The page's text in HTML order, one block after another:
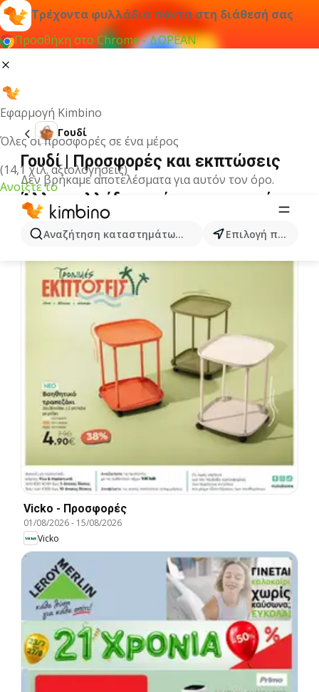
Τρέχοντα φυλλάδια πάντα στη διάθεσή σας
Προσθήκη στο Chrome - ΔΩΡΕΑΝ
Εφαρμογή Kimbino
Όλες οι προσφορές σε ένα μέρος
(14,1 χιλ. αξιολογήσεις)
Ανοίξτε το
Αναζήτηση καταστημάτων, κατηγοριών, προϊόντων...
Επιλογή πόλης
Γουδί
Γουδί | Προσφορές και εκπτώσεις
Δεν βρήκαμε αποτελέσματα για αυτόν τον όρο.
Άλλα φυλλάδια από την κατηγορία
Vicko - Προσφορές
01/08/2026- 15/08/2026
Vicko